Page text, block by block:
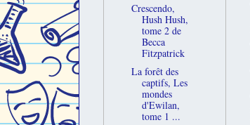
Crescendo,
Hush Hush,
tome 2 de
Becca
Fitzpatrick
La forêt des
captifs, Les
mondes
d'Ewilan,
tome 1 ...